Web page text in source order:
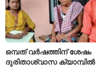
ഒമ്പത് വർഷത്തിന് ശേഷം
ദുരിതാശ്വാസ ക്യാമ്പിൽ